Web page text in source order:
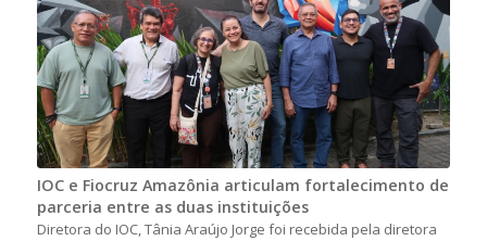
IOC e Fiocruz Amazônia articulam fortalecimento de
parceria entre as duas instituições
Diretora do IOC, Tânia Araújo Jorge foi recebida pela diretora